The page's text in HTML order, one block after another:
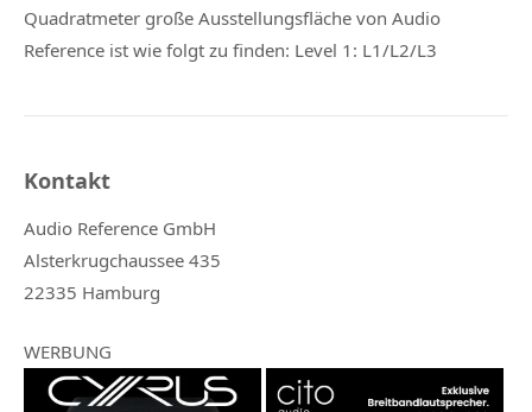
Quadratmeter große Ausstellungsfläche von Audio
Reference ist wie folgt zu finden: Level 1: L1/L2/L3
Kontakt
Audio Reference GmbH
Alsterkrugchaussee 435
22335 Hamburg
WERBUNG